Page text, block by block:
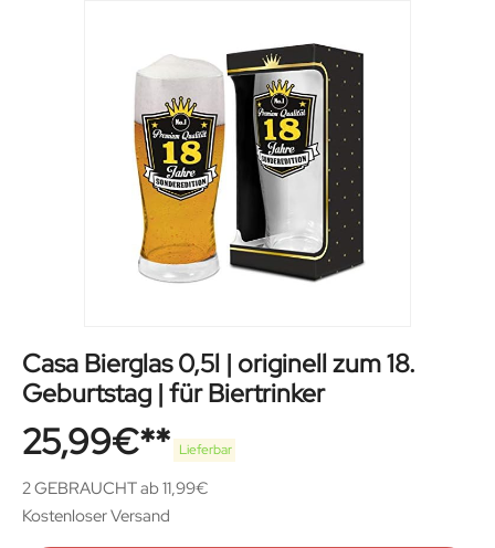
Casa Bierglas 0,5l | originell zum 18.
Geburtstag | für Biertrinker
25,99€ Lieferbar
2 GEBRAUCHT ab 11,99€
Kostenloser Versand